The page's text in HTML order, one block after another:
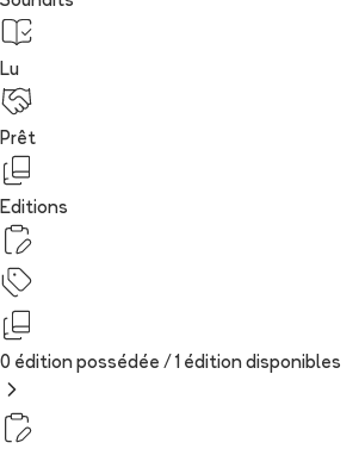
Lu
Prêt
Editions
0 édition possédée / 1 édition disponibles